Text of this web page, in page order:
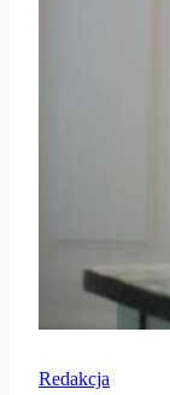
Redakcja